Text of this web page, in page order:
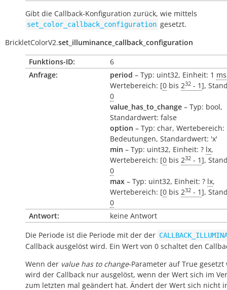
Gibt die Callback-Konfiguration zurück, wie mittels
set_color_callback_configuration gesetzt.
BrickletColorV2.set_illuminance_callback_configuration
Funktions-ID:
6
Anfrage:
period – Typ: uint32, Einheit: 1 ms
Wertebereich: [0 bis 232 - 1],
0
value_has_to_change – Typ: bool,
Standardwert: false
option – Typ: char, Wertebereich:
Bedeutungen, Standardwert: 'x'
min – Typ: uint32, Einheit: ? lx,
Wertebereich: [0 bis 232 - 1],
0
max – Typ: uint32, Einheit: ? lx,
Wertebereich: [0 bis 232 - 1],
0
Antwort:
keine Antwort
Die Periode ist die Periode mit der der
Callback ausgelöst wird. Ein Wert von 0 schaltet den
Wenn der value has to change-Parameter auf True gesetzt
wird der Callback nur ausgelöst, wenn der Wert sich im
zum letzten mal geändert hat. Ändert der Wert sich nicht